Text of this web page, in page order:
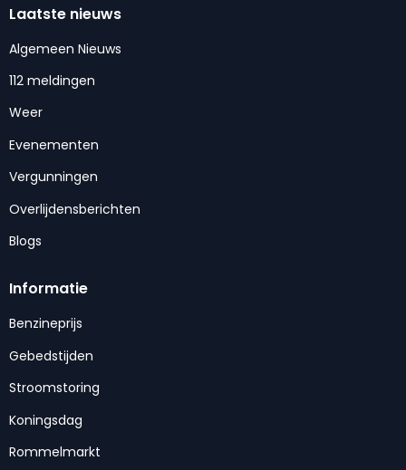
Laatste nieuws
Algemeen Nieuws
112 meldingen
Weer
Evenementen
Vergunningen
Overlijdensberichten
Blogs
Informatie
Benzineprijs
Gebedstijden
Stroomstoring
Koningsdag
Rommelmarkt